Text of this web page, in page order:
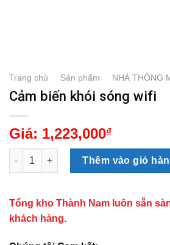
Trang chủ Sản phẩm NHÀ THÔNG
Cảm biến khói sóng wifi
Giá: 1,223,000₫
Cảm biến khói sóng wifi số lượng
Thêm vào giỏ
Tổng kho Thành Nam luôn sẵn
khách hàng.